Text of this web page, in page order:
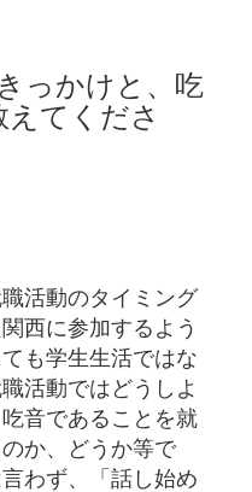
っかけと、吃
てくださ
活動のタイミング
西に参加するよう
も学生生活ではな
活動ではどうしよ
音であることを就
か、どうか等で
わず、「話し始め